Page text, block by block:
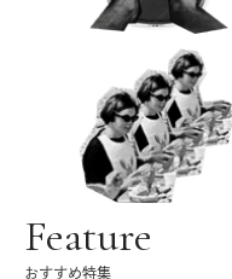
Feature
おすすめ特集